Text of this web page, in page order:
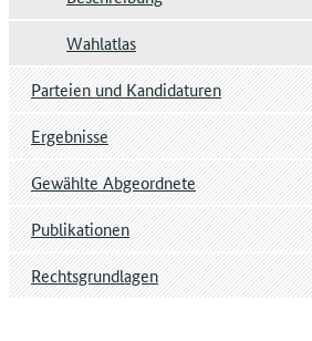
Wahlatlas
Parteien und Kandidaturen
Ergebnisse
Gewählte Abgeordnete
Publikationen
Rechtsgrundlagen